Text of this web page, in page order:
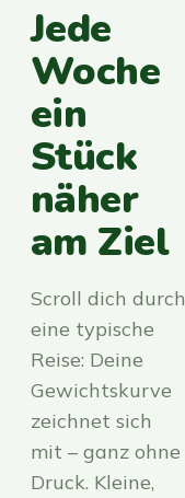
Jede
Woche
ein
Stück
näher
am Ziel
Scroll dich durch
eine typische
Reise: Deine
Gewichtskurve
zeichnet sich
mit – ganz ohne
Druck. Kleine,